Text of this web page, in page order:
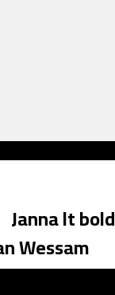
Janna lt bold
Wessam